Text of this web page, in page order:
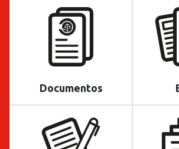
Documentos